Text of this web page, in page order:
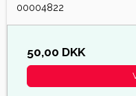
00004822
50,00 DKK